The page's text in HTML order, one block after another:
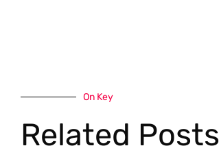
On Key
Related Posts